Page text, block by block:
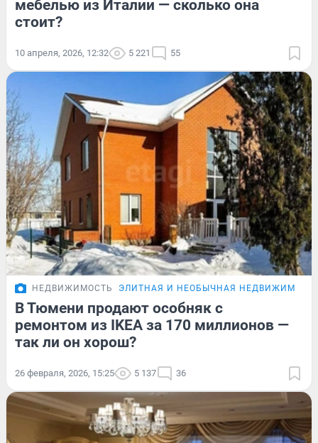
мебелью из Италии — сколько она
стоит?
10 апреля, 2026, 12:32 5 221 55
НЕДВИЖИМОСТЬ ЭЛИТНАЯ И НЕОБЫЧНАЯ
В Тюмени продают особняк с
ремонтом из IKEA за 170 миллионов —
так ли он хорош?
26 февраля, 2026, 15:25 5 137 36